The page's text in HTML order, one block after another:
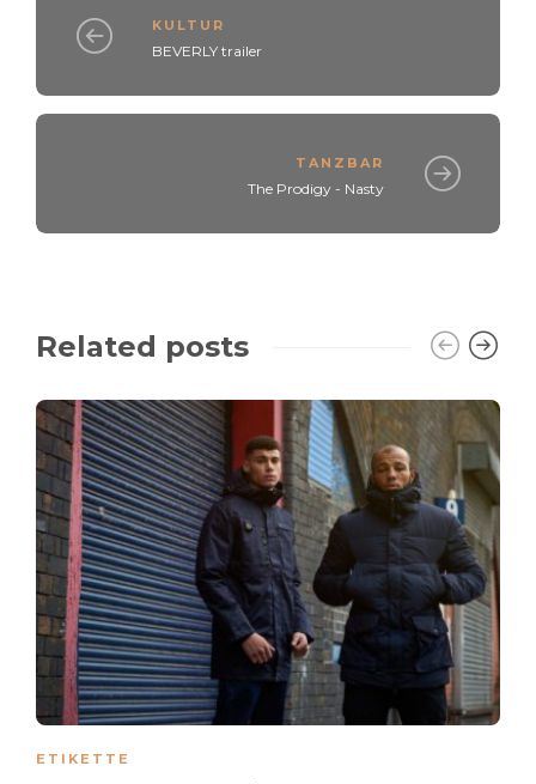
KULTUR
BEVERLY trailer
TANZBAR
The Prodigy - Nasty
Related posts
ETIKETTE